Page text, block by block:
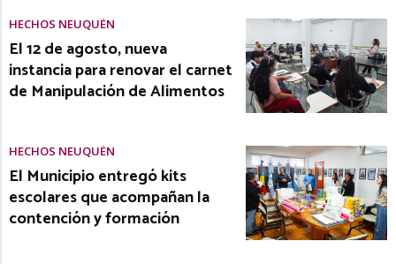
HECHOS NEUQUÉN
El 12 de agosto, nueva
instancia para renovar el carnet
de Manipulación de Alimentos
HECHOS NEUQUÉN
El Municipio entregó kits
escolares que acompañan la
contención y formación